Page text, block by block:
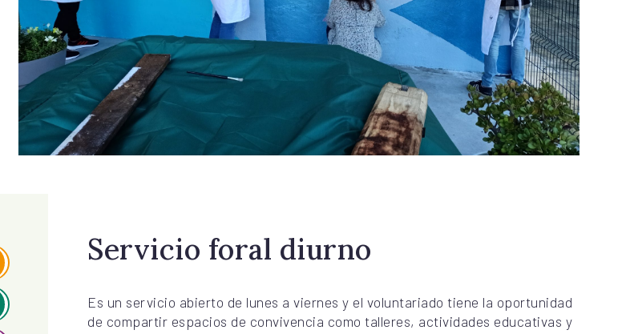
Servicio foral diurno
Es un servicio abierto de lunes a viernes y el voluntariado tiene la oportunidad
de compartir espacios de convivencia como talleres, actividades educativas y